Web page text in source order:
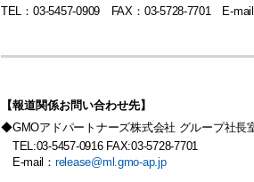
TEL ： 03-5457-0909 FAX： 03-5728-7701 E-mail
【報道関係お問い合わせ先】
◆GMOアドパートナーズ株式会社 グループ社長
TEL:03-5457-0916 FAX:03-5728-7701
E-mail ： release@ml.gmo-ap.jp